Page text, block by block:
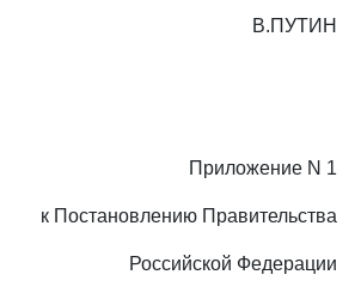
В.ПУТИН
Приложение N 1
к Постановлению Правительства
Российской Федерации